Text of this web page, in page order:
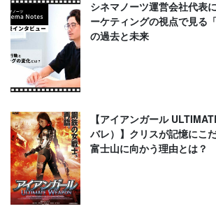
シネマノーツ運営会社代表
ーケティングの視点で見る
の過去と未来
【アイアンガール
バレ）】クリスが記憶にこ
富士山に向かう理由とは？